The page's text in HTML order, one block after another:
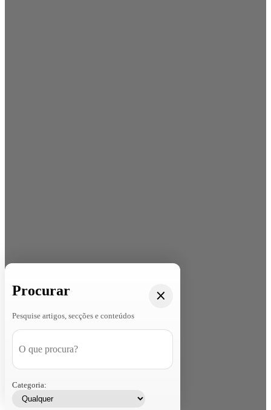
Procurar
Pesquise artigos, secções e conteúdos
Categoria: